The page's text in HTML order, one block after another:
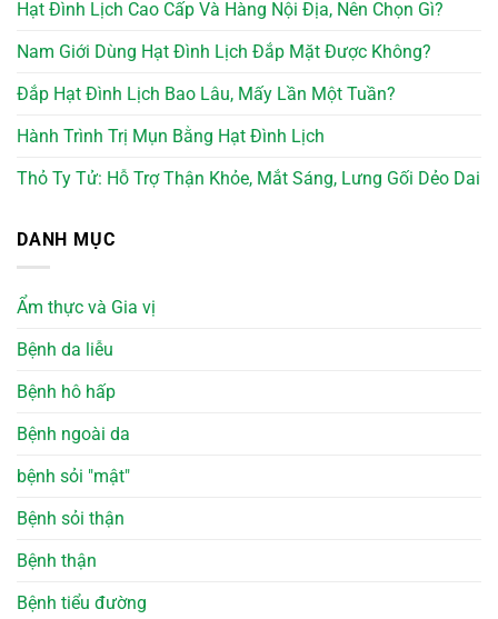
Hạt Đình Lịch Cao Cấp Và Hàng Nội Địa, Nên Chọn Gì?
Nam Giới Dùng Hạt Đình Lịch Đắp Mặt Được Không?
Đắp Hạt Đình Lịch Bao Lâu, Mấy Lần Một Tuần?
Hành Trình Trị Mụn Bằng Hạt Đình Lịch
Thỏ Ty Tử: Hỗ Trợ Thận Khỏe, Mắt Sáng, Lưng Gối Dẻo Dai
DANH MỤC
Ẩm thực và Gia vị
Bệnh da liễu
Bệnh hô hấp
Bệnh ngoài da
bệnh sỏi "mật"
Bệnh sỏi thận
Bệnh thận
Bệnh tiểu đường